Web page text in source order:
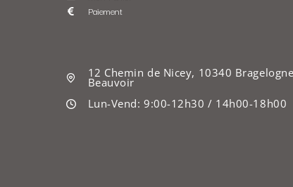
Paiement
12 Chemin de Nicey, 10340
Beauvoir
Lun-Vend: 9:00-12h30 / 14h00-18h00